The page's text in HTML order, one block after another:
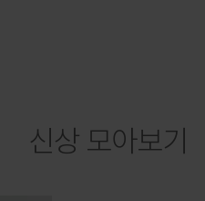
신상 모아보기